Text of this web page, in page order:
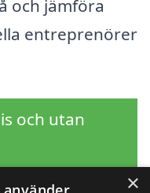
och jämföra
entreprenörer
och utan
×